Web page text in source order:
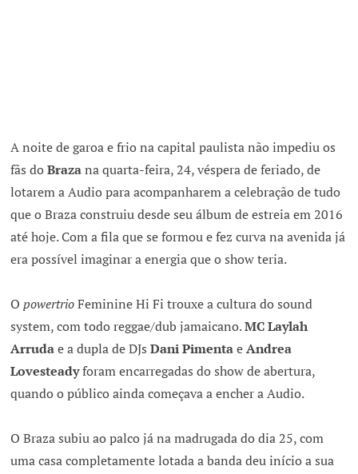
A noite de garoa e frio na capital paulista não impediu os
fãs doBrazana quarta-feira, 24, véspera de feriado, de
lotarem a Audiopara acompanharem a celebração de tudo
que o Braza construiu desde seu álbum de estreia em 2016
até hoje. Com a fila que se formou e fez curva na avenida já
era possível imaginar a energia que o show teria.
OpowertrioFeminine Hi Fi trouxe a cultura do sound
system, com todo reggae/dub jamaicano.MC Laylah
Arrudae a dupla de DJsDani PimentaeAndrea
Lovesteadyforam encarregadas do show de abertura,
quando o público ainda começava a encher a Audio.
O Braza subiu ao palco já na madrugada do dia 25, com
uma casa completamente lotada a banda deu início a sua